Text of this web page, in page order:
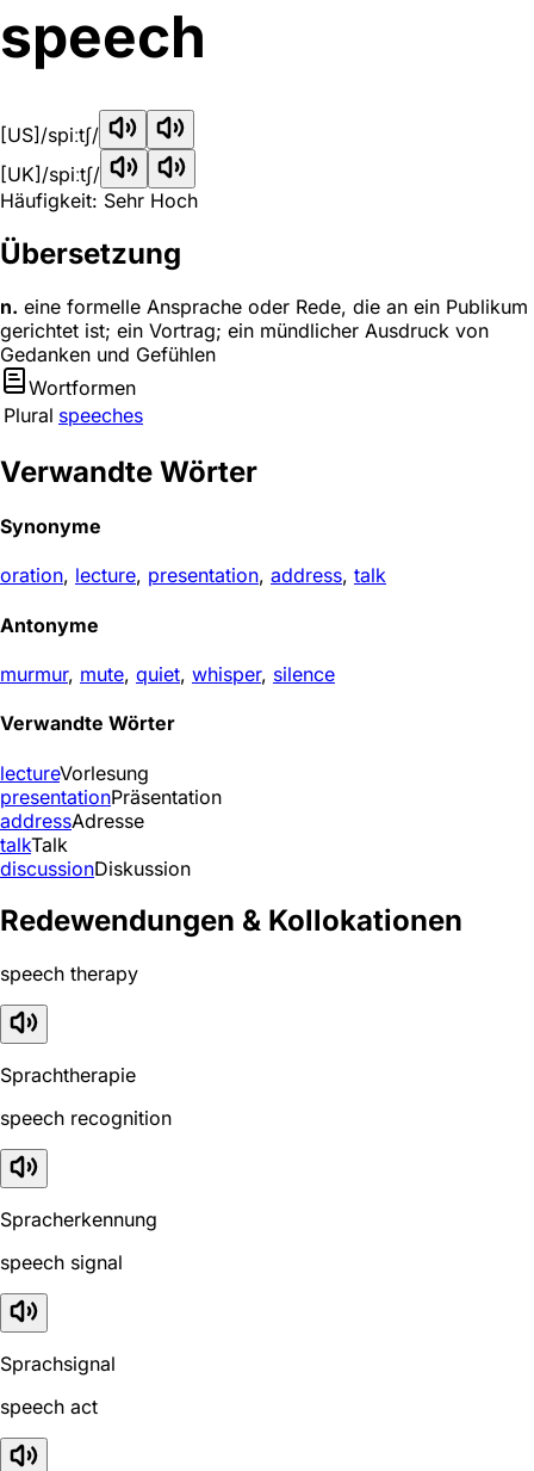
speech
[US] /spiːtʃ/
[UK] /spiːtʃ/
Häufigkeit: Sehr Hoch
Übersetzung
n. eine formelle Ansprache oder Rede, die an ein Publikum
gerichtet ist; ein Vortrag; ein mündlicher Ausdruck von
Gedanken und Gefühlen
Wortformen
Plural speeches
Verwandte Wörter
Synonyme
oration, lecture, presentation, address, talk
Antonyme
murmur, mute, quiet, whisper, silence
Verwandte Wörter
lectureVorlesung
presentationPräsentation
addressAdresse
talkTalk
discussionDiskussion
Redewendungen & Kollokationen
speech therapy
Sprachtherapie
speech recognition
Spracherkennung
speech signal
Sprachsignal
speech act